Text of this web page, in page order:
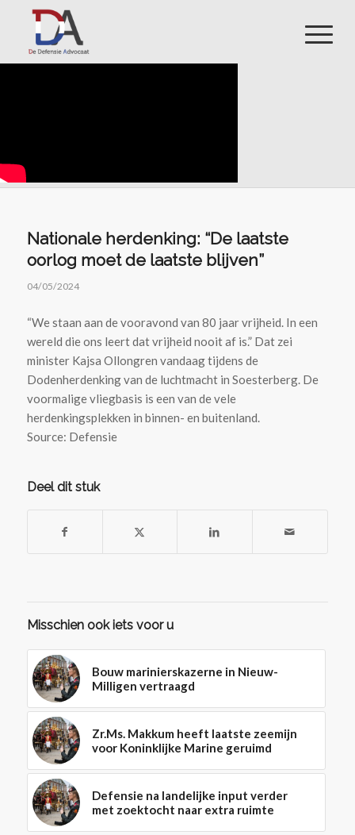
Nationale herdenking: “De laatste
oorlog moet de laatste blijven”
04/05/2024
“We staan aan de vooravond van 80 jaar vrijheid. In een
wereld die ons leert dat vrijheid nooit af is.” Dat zei
minister Kajsa Ollongren vandaag tijdens de
Dodenherdenking van de luchtmacht in Soesterberg. De
voormalige vliegbasis is een van de vele
herdenkingsplekken in binnen- en buitenland.
Source: Defensie
Deel dit stuk
Misschien ook iets voor u
Bouw marinierskazerne in Nieuw-
Milligen vertraagd
Zr.Ms. Makkum heeft laatste zeemijn
voor Koninklijke Marine geruimd
Defensie na landelijke input verder
met zoektocht naar extra ruimte